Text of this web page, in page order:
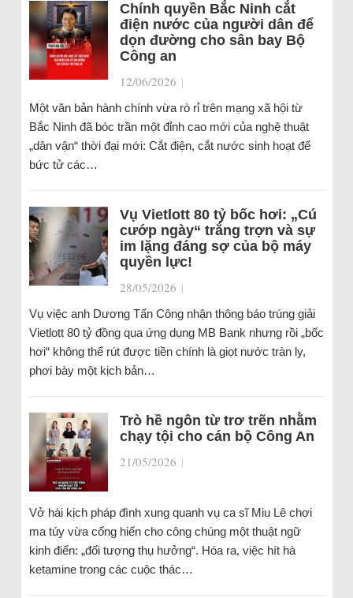
Chính quyền Bắc Ninh cắt
điện nước của người dân để
dọn đường cho sân bay Bộ
Công an
12/06/2026 |
Một văn bản hành chính vừa rò rỉ trên mạng xã hội từ
Bắc Ninh đã bóc trần một đỉnh cao mới của nghệ thuật
„dân vận“ thời đại mới: Cắt điện, cắt nước sinh hoạt để
bức tử các…
Vụ Vietlott 80 tỷ bốc hơi: „Cú
cướp ngày“ trắng trợn và sự
im lặng đáng sợ của bộ máy
quyền lực!
28/05/2026 |
Vụ việc anh Dương Tấn Công nhận thông báo trúng giải
Vietlott 80 tỷ đồng qua ứng dụng MB Bank nhưng rồi „bốc
hơi“ không thể rút được tiền chính là giọt nước tràn ly,
phơi bày một kịch bản…
Trò hề ngôn từ trơ trẽn nhằm
chạy tội cho cán bộ Công An
21/05/2026 |
Vở hài kịch pháp đình xung quanh vụ ca sĩ Miu Lê chơi
ma túy vừa cống hiến cho công chúng một thuật ngữ
kinh điển: „đối tượng thụ hưởng“. Hóa ra, việc hít hà
ketamine trong các cuộc thác…